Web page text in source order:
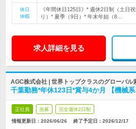
休日
休暇
《年間休日125日》* 週休2日制（土日
り）* 夏季（9日）* 年末年始（8…
求人詳細を見る
AGC株式会社 | 世界トップクラスのグローバル
千葉勤務*年休123日*賞与4か月 【機械系
正社員 急募 完全週休2日制
情報更新日：2026/06/26 終了予定日： 2026/12/17